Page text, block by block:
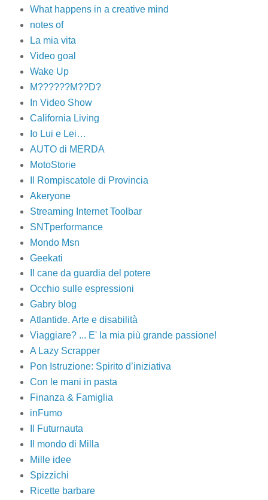
What happens in a creative mind
notes of
La mia vita
Video goal
Wake Up
M??????M??D?
In Video Show
California Living
Io Lui e Lei…
AUTO di MERDA
MotoStorie
Il Rompiscatole di Provincia
Akeryone
Streaming Internet Toolbar
SNTperformance
Mondo Msn
Geekati
Il cane da guardia del potere
Occhio sulle espressioni
Gabry blog
Atlantide. Arte e disabilità
Viaggiare? ... E' la mia più grande passione!
A Lazy Scrapper
Pon Istruzione: Spirito d’iniziativa
Con le mani in pasta
Finanza & Famiglia
inFumo
Il Futurnauta
Il mondo di Milla
Mille idee
Spizzichi
Ricette barbare